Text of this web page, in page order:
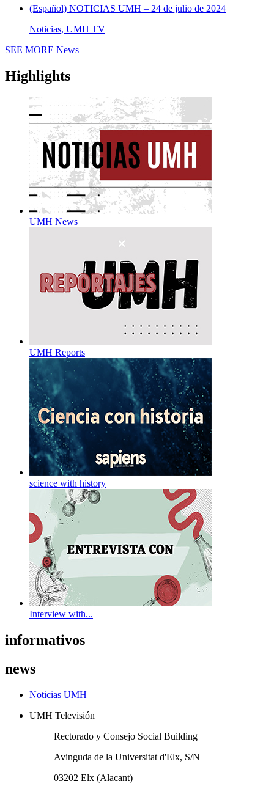
(Español) NOTICIAS UMH – 24 de julio de 2024
Noticias, UMH TV
SEE MORE News
Highlights
UMH News
UMH Reports
science with history
Interview with...
informativos
news
Noticias UMH
UMH Televisión
Rectorado y Consejo Social Building
Avinguda de la Universitat d'Elx, S/N
03202 Elx (Alacant)